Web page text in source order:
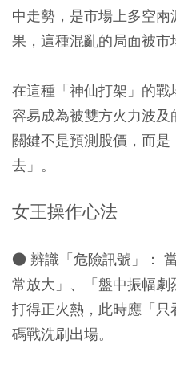
中走勢，是市場上多空
果，這種混亂的局面被市
在這種「神仙打架」的
容易成為被雙方火力波
關鍵不是預測股價，而
去」。
女王操作心法
● 辨識「危險訊號」：
常放大」、「盤中振幅
打得正火熱，此時應「
碼戰洗刷出場。